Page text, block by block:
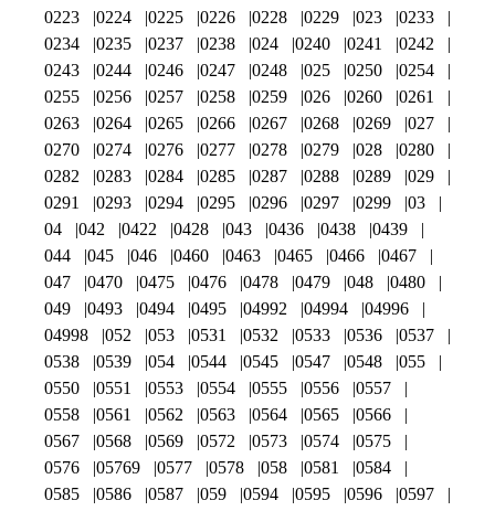
0223
0224 0225 0226 0228 0229 023
0233
0234
0235 0237 0238 024 0240 0241
0242
0243
0244 0246 0247 0248 025 0250
0254
0255
0256 0257 0258 0259 026 0260
0261
0263
0264 0265 0266 0267 0268 0269
027
0270
0274 0276 0277 0278 0279 028
0280
0282
0283 0284 0285 0287 0288 0289
029
0291
0293 0294 0295 0296 0297 0299
03
04
042 0422 0428 043 0436 0438
0439
044
045 046 0460 0463 0465 0466
0467
047
0470 0475 0476 0478 0479 048
0480
049
0493 0494 0495 04992 04994
04996
04998
052 053 0531 0532 0533 0536
0537
0538
0539 054 0544 0545 0547 0548
055
0550
0551 0553 0554 0555 0556
0557
0558
0561 0562 0563 0564 0565
0566
0567
0568 0569 0572 0573 0574
0575
0576
05769 0577 0578 058 0581
0584
0585
0586 0587 059 0594 0595 0596
0597